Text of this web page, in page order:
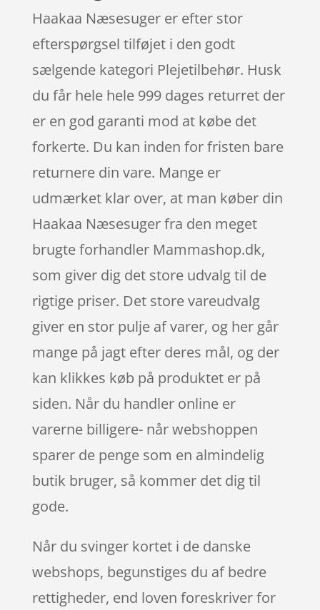
Haakaa Næsesuger er efter stor
efterspørgsel tilføjet i den godt
sælgende kategori Plejetilbehør. Husk
du får hele hele 999 dages returret der
er en god garanti mod at købe det
forkerte. Du kan inden for fristen bare
returnere din vare. Mange er
udmærket klar over, at man køber din
Haakaa Næsesuger fra den meget
brugte forhandler Mammashop.dk,
som giver dig det store udvalg til de
rigtige priser. Det store vareudvalg
giver en stor pulje af varer, og her går
mange på jagt efter deres mål, og der
kan klikkes køb på produktet er på
siden. Når du handler online er
varerne billigere- når webshoppen
sparer de penge som en almindelig
butik bruger, så kommer det dig til
gode.
Når du svinger kortet i de danske
webshops, begunstiges du af bedre
rettigheder, end loven foreskriver for